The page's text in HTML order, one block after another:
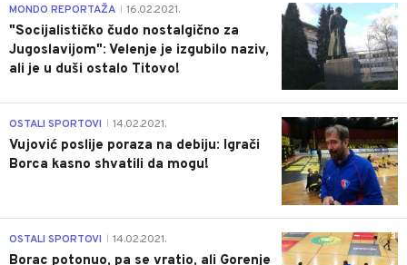
4
MONDO REPORTAŽA 16.02.2021.
"Socijalističko čudo nostalgično za
Jugoslavijom": Velenje je izgubilo naziv,
ali je u duši ostalo Titovo!
1
OSTALI SPORTOVI 14.02.2021.
Vujović poslije poraza na debiju: Igrači
Borca kasno shvatili da mogu!
3
OSTALI SPORTOVI 14.02.2021.
Borac potonuo, pa se vratio, ali Gorenje